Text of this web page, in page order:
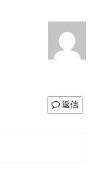
返信